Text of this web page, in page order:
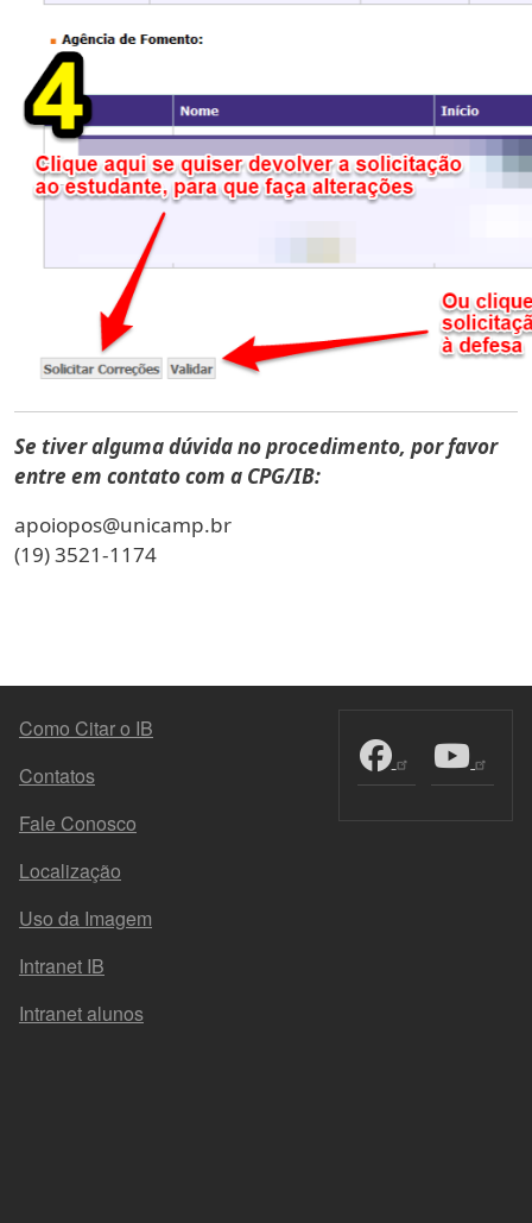
Se tiver alguma dúvida no procedimento, por favor
entre em contato com a CPG/IB:
apoiopos@unicamp.br
(19) 3521-1174
MENU DO RODAPÉ
Como Citar o IB
Contatos
Fale Conosco
Localização
Uso da Imagem
Intranet IB
Intranet alunos